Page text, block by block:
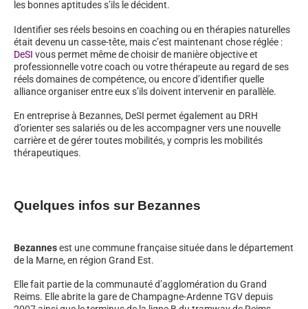
les bonnes aptitudes s’ils le décident.
Identifier ses réels besoins en coaching ou en thérapies naturelles
était devenu un casse-tête, mais c’est maintenant chose réglée :
DeSI vous permet même de choisir de manière objective et
professionnelle votre coach ou votre thérapeute au regard de ses
réels domaines de compétence, ou encore d’identifier quelle
alliance organiser entre eux s’ils doivent intervenir en parallèle.
En entreprise à Bezannes, DeSI permet également au DRH
d’orienter ses salariés ou de les accompagner vers une nouvelle
carrière et de gérer toutes mobilités, y compris les mobilités
thérapeutiques.
Quelques infos sur Bezannes
Bezannesest une commune française située dans le département
de la Marne, en région Grand Est.
Elle fait partie de la communauté d’agglomération du Grand
Reims. Elle abrite la gare de Champagne-Ardenne TGV depuis